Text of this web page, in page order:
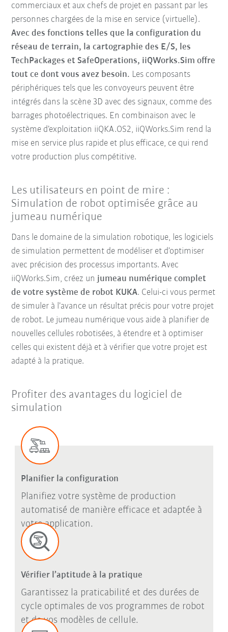
commerciaux et aux chefs de projet en passant par les
personnes chargées de la mise en service (virtuelle).
Avec des fonctions telles que la configuration du
réseau de terrain, la cartographie des E/S, les
TechPackages et SafeOperations, iiQWorks.Sim offre
tout ce dont vous avez besoin. Les composants
périphériques tels que les convoyeurs peuvent être
intégrés dans la scène 3D avec des signaux, comme des
barrages photoélectriques. En combinaison avec le
système d’exploitation iiQKA.OS2, iiQWorks.Sim rend la
mise en service plus rapide et plus efficace, ce qui rend
votre production plus compétitive.
Les utilisateurs en point de mire :
Simulation de robot optimisée grâce au
jumeau numérique
Dans le domaine de la simulation robotique, les logiciels
de simulation permettent de modéliser et d’optimiser
avec précision des processus importants. Avec
iiQWorks.Sim, créez un jumeau numérique complet
de votre système de robot KUKA. Celui-ci vous permet
de simuler à l’avance un résultat précis pour votre projet
de robot. Le jumeau numérique vous aide à planifier de
nouvelles cellules robotisées, à étendre et à optimiser
celles qui existent déjà et à vérifier que votre projet est
adapté à la pratique.
Profiter des avantages du logiciel de
simulation
Planifier la configuration
Planifiez votre système de production
automatisé de manière efficace et adaptée à
votre application.
Vérifier l’aptitude à la pratique
Garantissez la praticabilité et des durées de
cycle optimales de vos programmes de robot
et de vos modèles de cellule.